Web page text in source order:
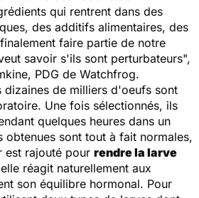
qui rentrent dans des
des additifs alimentaires, des
faire partie de notre
savoir s'ils sont perturbateurs",
PDG de Watchfrog.
dizaines de milliers d'oeufs sont
Une fois sélectionnés, ils
quelques heures dans un
obtenues sont tout à fait normales,
est rajouté pour rendre la larve
réagit naturellement aux
son équilibre hormonal. Pour